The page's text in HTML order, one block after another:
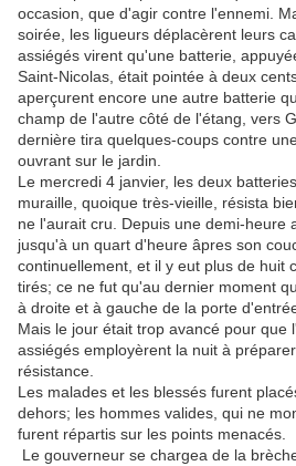
occasion, que d'agir contre l'ennemi.
soirée, les ligueurs déplacèrent leurs
assiégés virent qu'une batterie,
Saint-Nicolas, était pointée à deux
aperçurent encore une autre batterie
champ de l'autre côté de l'étang, vers
dernière tira quelques-coups contre
ouvrant sur le jardin.
Le mercredi 4 janvier, les deux
muraille, quoique très-vieille, résista
ne l'aurait cru. Depuis une demi-heure
jusqu'à un quart d'heure âpres son
continuellement, et il y eut plus de huit
tirés; ce ne fut qu'au dernier moment
à droite et à gauche de la porte
Mais le jour était trop avancé pour que
assiégés employèrent la nuit à
résistance.
Les malades et les blessés furent
dehors; les hommes valides, qui ne
furent répartis sur les points menacés.
Le gouverneur se chargea de la